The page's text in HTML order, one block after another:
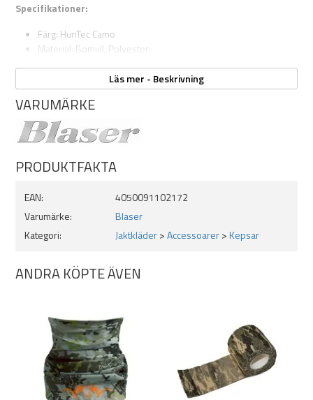
Specifikationer:
Färg: HunTec Camo
Material: Bomull, Polyester
Klassisk truckermodellLäs mer - Beskrivning
VARUMÄRKE
PRODUKTFAKTA
EAN:
4050091102172
Varumärke:
Blaser
Kategori:
Jaktkläder>Accessoarer>Kepsar
ANDRA KÖPTE ÄVEN